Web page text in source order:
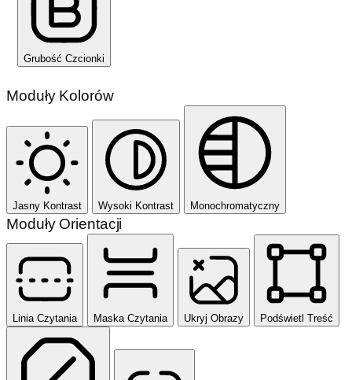
Grubość Czcionki
Moduły Kolorów
Jasny Kontrast Wysoki Kontrast Monochromatyczny
Moduły Orientacji
Linia Czytania Maska Czytania Ukryj Obrazy Podświetl Treść